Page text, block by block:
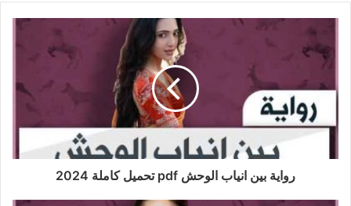
رواية بين انياب الوحش pdf تحميل كاملة 2024